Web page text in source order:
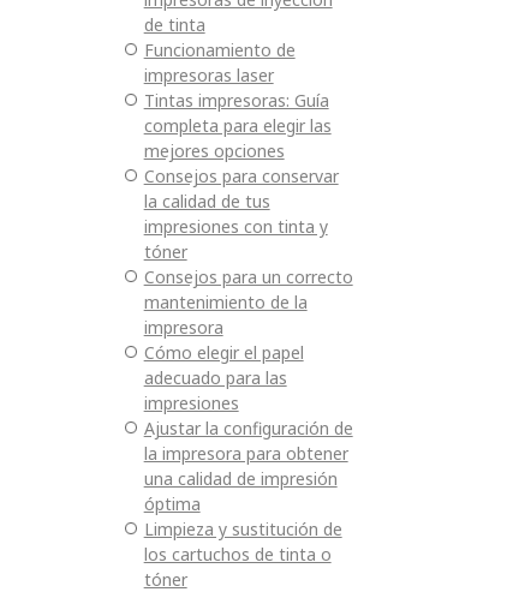
de tinta
Funcionamiento de
impresoras laser
Tintas impresoras: Guía
completa para elegir las
mejores opciones
Consejos para conservar
la calidad de tus
impresiones con tinta y
tóner
Consejos para un correcto
mantenimiento de la
impresora
Cómo elegir el papel
adecuado para las
impresiones
Ajustar la configuración de
la impresora para obtener
una calidad de impresión
óptima
Limpieza y sustitución de
los cartuchos de tinta o
tóner